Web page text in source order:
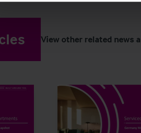
View other related news